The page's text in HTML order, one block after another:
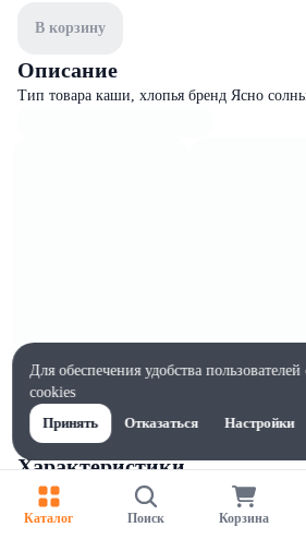
В корзину
Описание
Тип товара каши, хлопья бренд Ясно
Характеристики
Ширина, мм
110
Каталог Поиск Корзина
Для обеспечения удобства
cookies
Принять
Отказаться Настройки